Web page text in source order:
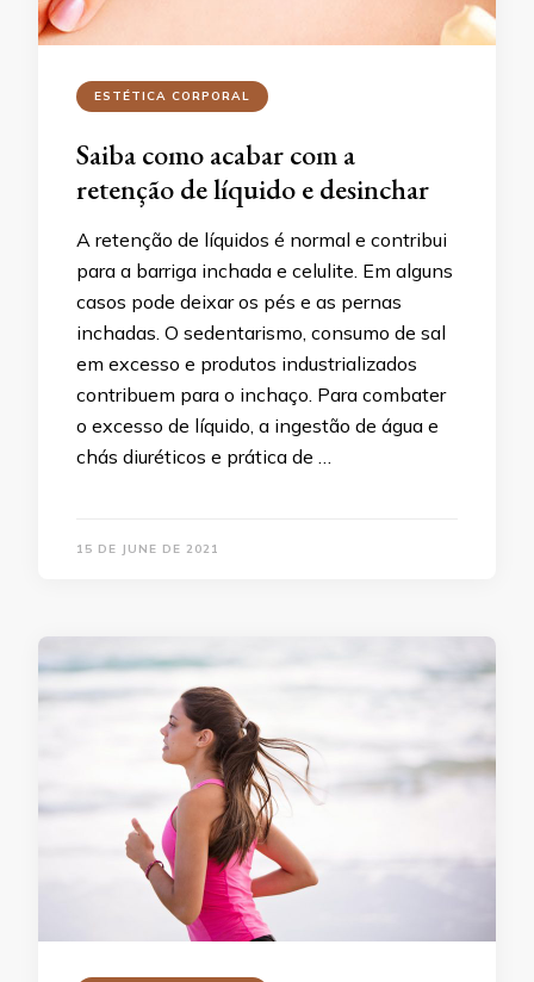
ESTÉTICA CORPORAL
Saiba como acabar com a
retenção de líquido e desinchar
A retenção de líquidos é normal e contribui
para a barriga inchada e celulite. Em alguns
casos pode deixar os pés e as pernas
inchadas. O sedentarismo, consumo de sal
em excesso e produtos industrializados
contribuem para o inchaço. Para combater
o excesso de líquido, a ingestão de água e
chás diuréticos e prática de …
15 DE JUNE DE 2021